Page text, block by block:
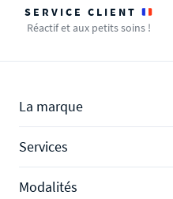
SERVICE CLIENT
Réactif et aux petits soins !
La marque
Services
Modalités